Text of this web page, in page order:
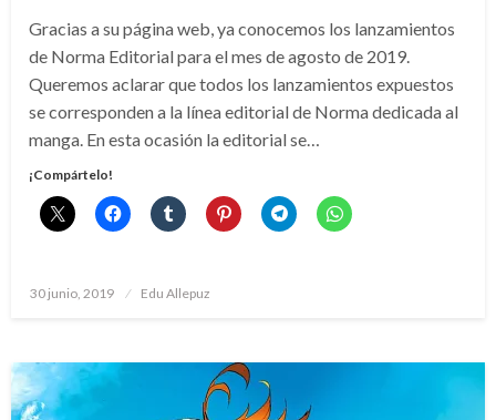
Gracias a su página web, ya conocemos los lanzamientos
de Norma Editorial para el mes de agosto de 2019.
Queremos aclarar que todos los lanzamientos expuestos
se corresponden a la línea editorial de Norma dedicada al
manga. En esta ocasión la editorial se…
¡Compártelo!
Publicado
30 junio, 2019 Edu Allepuz